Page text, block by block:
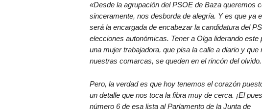
«Desde la agrupación del PSOE de Baza queremos
sinceramente, nos desborda de alegría. Y es que ya
será la encargada de encabezar la candidatura del
elecciones autonómicas. Tener a Olga liderando
una mujer trabajadora, que pisa la calle a diario y
nuestras comarcas, se queden en el rincón del olvido.
Pero, la verdad es que hoy tenemos el corazón
un detalle que nos toca la fibra muy de cerca. ¡El
número 6 de esa lista al Parlamento de la Junta de